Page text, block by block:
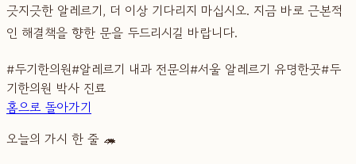
긋지긋한 알레르기, 더 이상 기다리지 마십시오. 지금 바로 근본적
인 해결책을 향한 문을 두드리시길 바랍니다.
#두기한의원#알레르기 내과 전문의#서울 알레르기 유명한곳#두
기한의원 박사 진료
홈으로 돌아가기
오늘의 가시 한 줄 🦔